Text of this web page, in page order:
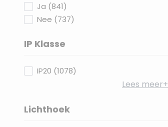
Ja (841products available
)
Nee (737products available
)
IP Klasse
IP20 (1078products available
)
Lees meer+
Lichthoek